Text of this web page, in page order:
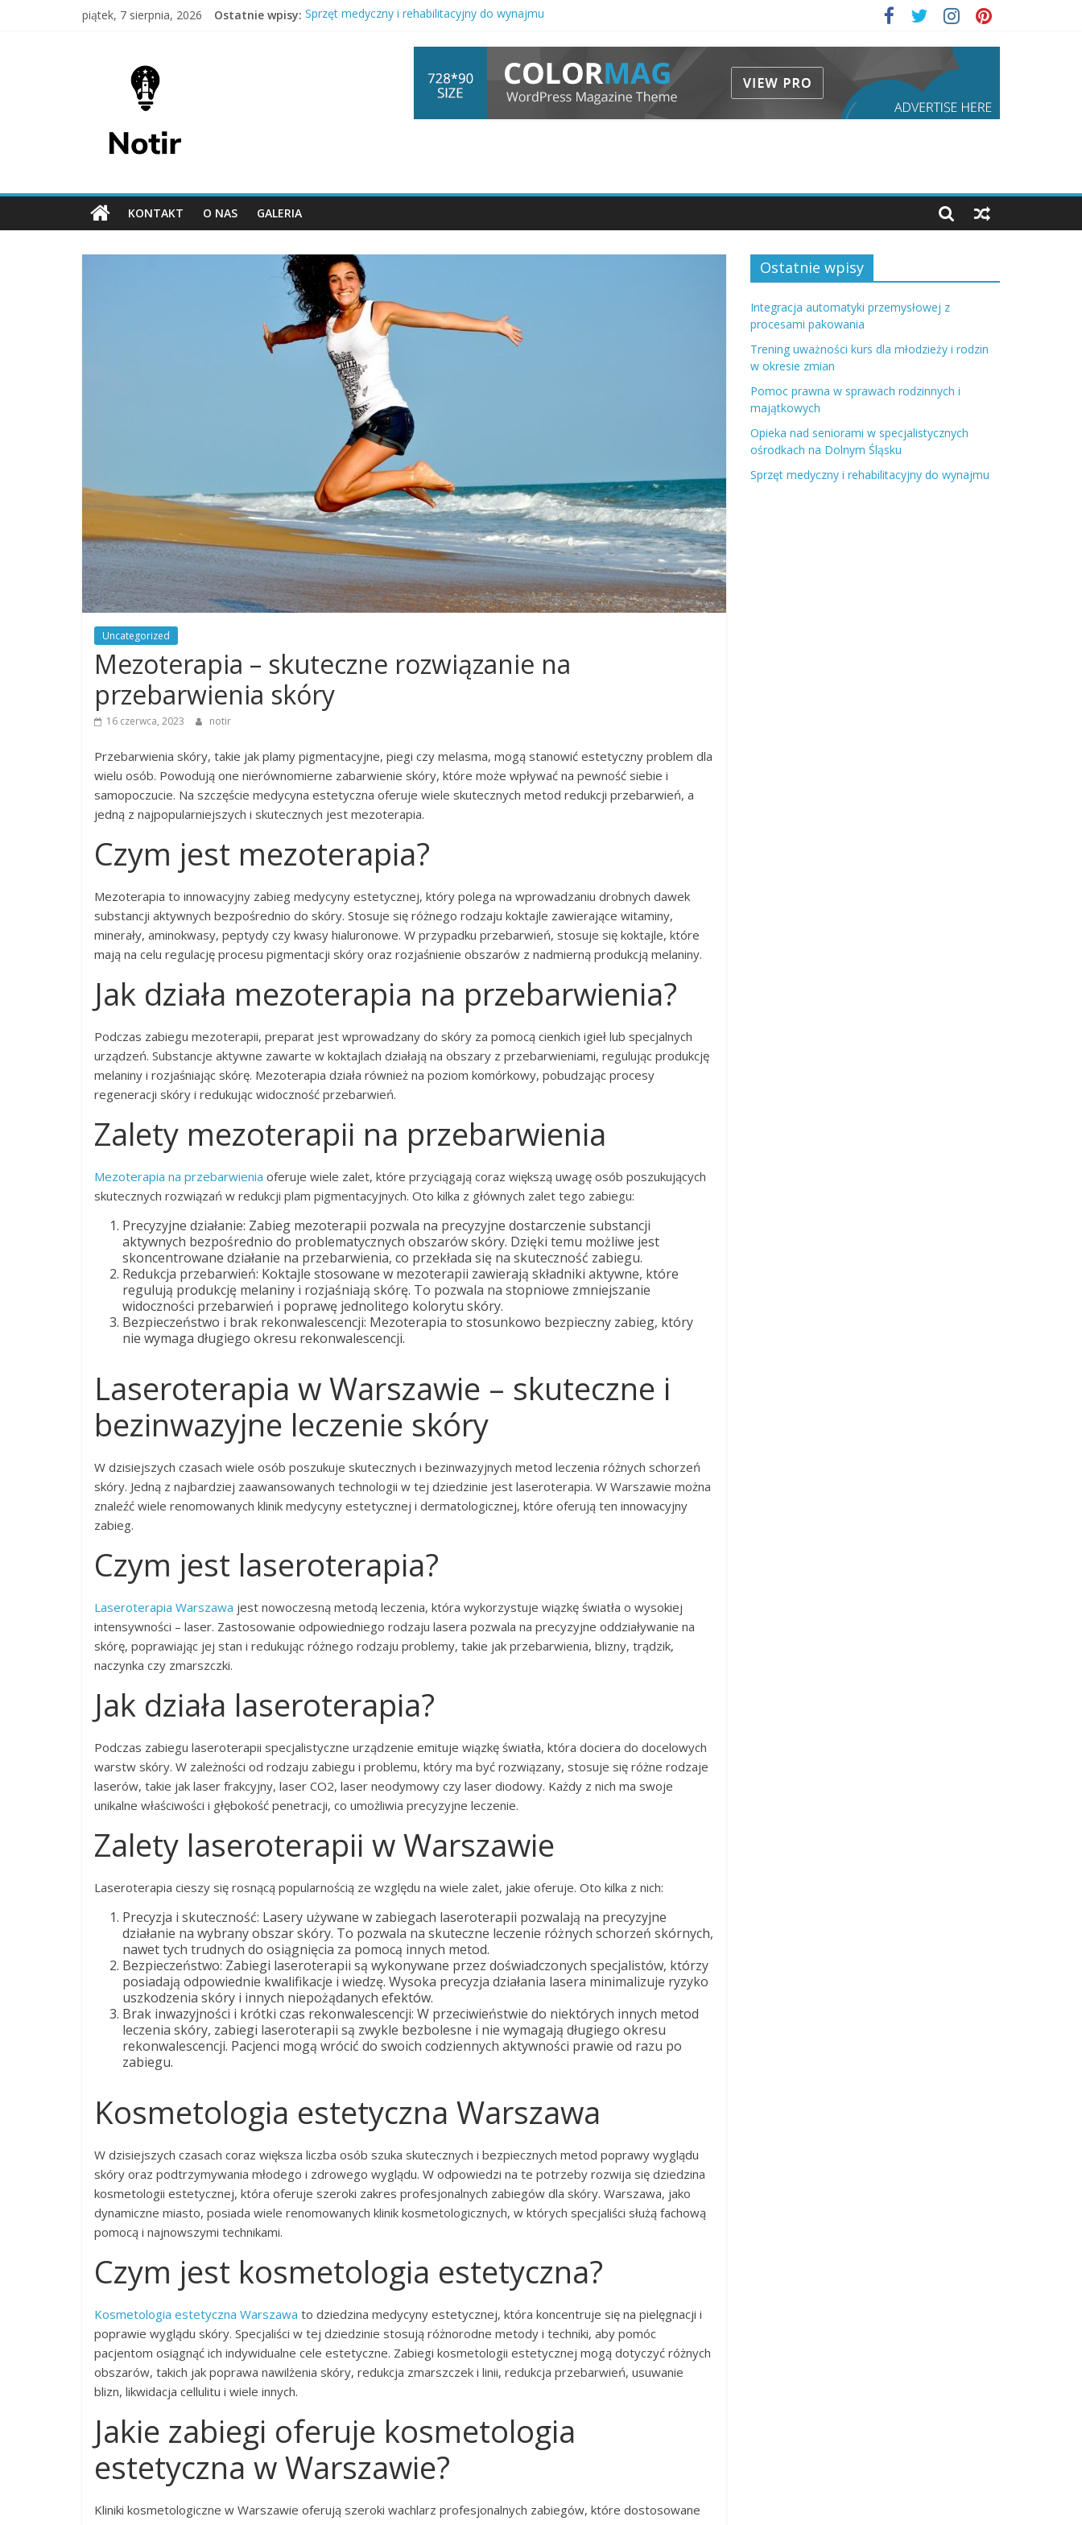
piątek, 7 sierpnia, 2026 Ostatnie wpisy: Sprzęt medyczny i rehabilitacyjny do wynajmu
Trening uważności kurs dla młodzieży i rodzin w okresie zmian
Pomoc prawna w sprawach rodzinnych i majątkowych
Opieka nad seniorami w specjalistycznych ośrodkach na Dolnym Śląsku
Notir
rozmawiamy
na
wiele
KONTAKT O NAS GALERIA
Uncategorized
Mezoterapia – skuteczne rozwiązanie na
przebarwienia skóry
16 czerwca, 2023 notir
Przebarwienia skóry, takie jak plamy pigmentacyjne, piegi czy melasma, mogą stanowić estetyczny problem dla
wielu osób. Powodują one nierównomierne zabarwienie skóry, które może wpływać na pewność siebie i
samopoczucie. Na szczęście medycyna estetyczna oferuje wiele skutecznych metod redukcji przebarwień, a
jedną z najpopularniejszych i skutecznych jest mezoterapia.
Czym jest mezoterapia?
Mezoterapia to innowacyjny zabieg medycyny estetycznej, który polega na wprowadzaniu drobnych dawek
substancji aktywnych bezpośrednio do skóry. Stosuje się różnego rodzaju koktajle zawierające witaminy,
minerały, aminokwasy, peptydy czy kwasy hialuronowe. W przypadku przebarwień, stosuje się koktajle, które
mają na celu regulację procesu pigmentacji skóry oraz rozjaśnienie obszarów z nadmierną produkcją melaniny.
Jak działa mezoterapia na przebarwienia?
Podczas zabiegu mezoterapii, preparat jest wprowadzany do skóry za pomocą cienkich igieł lub specjalnych
urządzeń. Substancje aktywne zawarte w koktajlach działają na obszary z przebarwieniami, regulując produkcję
melaniny i rozjaśniając skórę. Mezoterapia działa również na poziom komórkowy, pobudzając procesy
regeneracji skóry i redukując widoczność przebarwień.
Zalety mezoterapii na przebarwienia
Mezoterapia na przebarwienia oferuje wiele zalet, które przyciągają coraz większą uwagę osób poszukujących
skutecznych rozwiązań w redukcji plam pigmentacyjnych. Oto kilka z głównych zalet tego zabiegu:
Precyzyjne działanie: Zabieg mezoterapii pozwala na precyzyjne dostarczenie substancji
aktywnych bezpośrednio do problematycznych obszarów skóry. Dzięki temu możliwe jest
skoncentrowane działanie na przebarwienia, co przekłada się na skuteczność zabiegu.
Redukcja przebarwień: Koktajle stosowane w mezoterapii zawierają składniki aktywne, które
regulują produkcję melaniny i rozjaśniają skórę. To pozwala na stopniowe zmniejszanie
widoczności przebarwień i poprawę jednolitego kolorytu skóry.
Bezpieczeństwo i brak rekonwalescencji: Mezoterapia to stosunkowo bezpieczny zabieg, który
nie wymaga długiego okresu rekonwalescencji.
Laseroterapia w Warszawie – skuteczne i
bezinwazyjne leczenie skóry
W dzisiejszych czasach wiele osób poszukuje skutecznych i bezinwazyjnych metod leczenia różnych schorzeń
skóry. Jedną z najbardziej zaawansowanych technologii w tej dziedzinie jest laseroterapia. W Warszawie można
znaleźć wiele renomowanych klinik medycyny estetycznej i dermatologicznej, które oferują ten innowacyjny
zabieg.
Czym jest laseroterapia?
Laseroterapia Warszawa jest nowoczesną metodą leczenia, która wykorzystuje wiązkę światła o wysokiej
intensywności – laser. Zastosowanie odpowiedniego rodzaju lasera pozwala na precyzyjne oddziaływanie na
skórę, poprawiając jej stan i redukując różnego rodzaju problemy, takie jak przebarwienia, blizny, trądzik,
naczynka czy zmarszczki.
Jak działa laseroterapia?
Podczas zabiegu laseroterapii specjalistyczne urządzenie emituje wiązkę światła, która dociera do docelowych
warstw skóry. W zależności od rodzaju zabiegu i problemu, który ma być rozwiązany, stosuje się różne rodzaje
laserów, takie jak laser frakcyjny, laser CO2, laser neodymowy czy laser diodowy. Każdy z nich ma swoje
unikalne właściwości i głębokość penetracji, co umożliwia precyzyjne leczenie.
Zalety laseroterapii w Warszawie
Laseroterapia cieszy się rosnącą popularnością ze względu na wiele zalet, jakie oferuje. Oto kilka z nich:
Precyzja i skuteczność: Lasery używane w zabiegach laseroterapii pozwalają na precyzyjne
działanie na wybrany obszar skóry. To pozwala na skuteczne leczenie różnych schorzeń skórnych,
nawet tych trudnych do osiągnięcia za pomocą innych metod.
Bezpieczeństwo: Zabiegi laseroterapii są wykonywane przez doświadczonych specjalistów, którzy
posiadają odpowiednie kwalifikacje i wiedzę. Wysoka precyzja działania lasera minimalizuje ryzyko
uszkodzenia skóry i innych niepożądanych efektów.
Brak inwazyjności i krótki czas rekonwalescencji: W przeciwieństwie do niektórych innych metod
leczenia skóry, zabiegi laseroterapii są zwykle bezbolesne i nie wymagają długiego okresu
rekonwalescencji. Pacjenci mogą wrócić do swoich codziennych aktywności prawie od razu po
zabiegu.
Kosmetologia estetyczna Warszawa
W dzisiejszych czasach coraz większa liczba osób szuka skutecznych i bezpiecznych metod poprawy wyglądu
skóry oraz podtrzymywania młodego i zdrowego wyglądu. W odpowiedzi na te potrzeby rozwija się dziedzina
kosmetologii estetycznej, która oferuje szeroki zakres profesjonalnych zabiegów dla skóry. Warszawa, jako
dynamiczne miasto, posiada wiele renomowanych klinik kosmetologicznych, w których specjaliści służą fachową
pomocą i najnowszymi technikami.
Czym jest kosmetologia estetyczna?
Kosmetologia estetyczna Warszawa to dziedzina medycyny estetycznej, która koncentruje się na pielęgnacji i
poprawie wyglądu skóry. Specjaliści w tej dziedzinie stosują różnorodne metody i techniki, aby pomóc
pacjentom osiągnąć ich indywidualne cele estetyczne. Zabiegi kosmetologii estetycznej mogą dotyczyć różnych
obszarów, takich jak poprawa nawilżenia skóry, redukcja zmarszczek i linii, redukcja przebarwień, usuwanie
blizn, likwidacja cellulitu i wiele innych.
Jakie zabiegi oferuje kosmetologia
estetyczna w Warszawie?
Kliniki kosmetologiczne w Warszawie oferują szeroki wachlarz profesjonalnych zabiegów, które dostosowane
Ostatnie wpisy
Integracja automatyki przemysłowej z
procesami pakowania
Trening uważności kurs dla młodzieży i rodzin
w okresie zmian
Pomoc prawna w sprawach rodzinnych i
majątkowych
Opieka nad seniorami w specjalistycznych
ośrodkach na Dolnym Śląsku
Sprzęt medyczny i rehabilitacyjny do wynajmu